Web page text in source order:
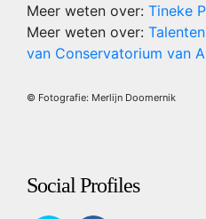
Meer weten over: Tineke
Meer weten over:
van Conservatorium van
© Fotografie: Merlijn Doomernik
Social Profiles